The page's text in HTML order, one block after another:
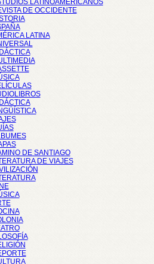
LATINOAMERICANOS
DE OCCIDENTE
LATINA
DE SANTIAGO
DE VIAJES